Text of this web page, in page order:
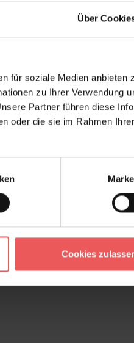
Über
für soziale Medien anbieten
zu Ihrer Verwendung
Partner führen diese
oder die sie im Rahmen
Cookies